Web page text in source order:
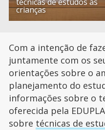
crianças
Com a intenção de
juntamente com os
orientações sobre o
planejamento do
informações sobre o
oferecida pela
sobre técnicas de